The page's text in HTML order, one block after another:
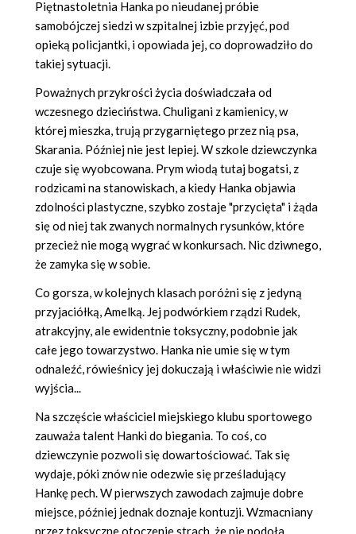
Piętnastoletnia Hanka po nieudanej próbie
samobójczej siedzi w szpitalnej izbie przyjęć, pod
opieką policjantki, i opowiada jej, co doprowadziło do
takiej sytuacji.
Poważnych przykrości życia doświadczała od
wczesnego dzieciństwa. Chuligani z kamienicy, w
której mieszka, trują przygarniętego przez nią psa,
Skarania. Później nie jest lepiej. W szkole dziewczynka
czuje się wyobcowana. Prym wiodą tutaj bogatsi, z
rodzicami na stanowiskach, a kiedy Hanka objawia
zdolności plastyczne, szybko zostaje "przycięta" i żąda
się od niej tak zwanych normalnych rysunków, które
przecież nie mogą wygrać w konkursach. Nic dziwnego,
że zamyka się w sobie.
Co gorsza, w kolejnych klasach poróżni się z jedyną
przyjaciółką, Amelką. Jej podwórkiem rządzi Rudek,
atrakcyjny, ale ewidentnie toksyczny, podobnie jak
całe jego towarzystwo. Hanka nie umie się w tym
odnaleźć, rówieśnicy jej dokuczają i właściwie nie widzi
wyjścia...
Na szczęście właściciel miejskiego klubu sportowego
zauważa talent Hanki do biegania. To coś, co
dziewczynie pozwoli się dowartościować. Tak się
wydaje, póki znów nie odezwie się prześladujący
Hankę pech. W pierwszych zawodach zajmuje dobre
miejsce, później jednak doznaje kontuzji. Wzmacniany
przez toksyczne otoczenie strach, że nie podoła,